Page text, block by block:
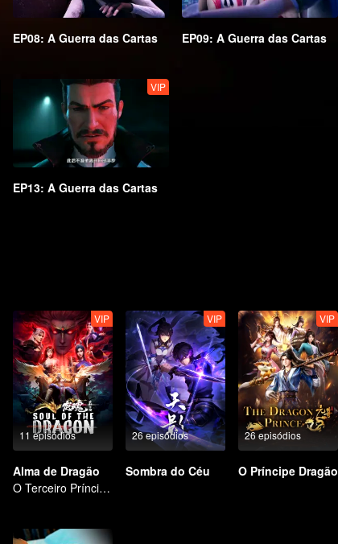
EP08: A Guerra das Cartas EP09: A Guerra das Cartas
VIP
EP13: A Guerra das Cartas
11 episódios
VIP
Alma de Dragão
O Terceiro Príncipe do Mar do Leste invoca Nezha das Sombras para a sua morte
26 episódios
VIP
Sombra do Céu
26 episódios
VIP
O Príncipe Dragão